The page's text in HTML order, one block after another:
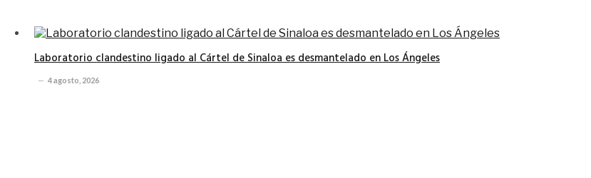
Laboratorio clandestino ligado al Cártel de Sinaloa es desmantelado en Los Ángeles
4 agosto, 2026